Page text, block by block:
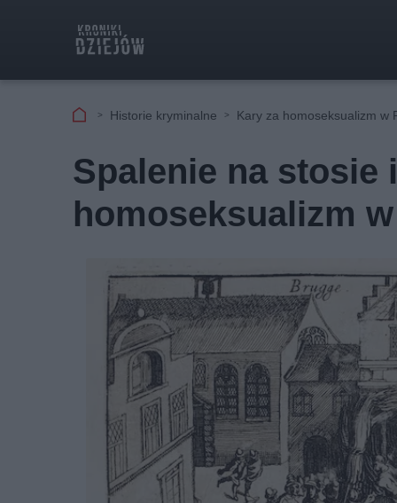
Historie kryminalne Kary za homoseksualizm w
Spalenie na stosie
homoseksualizm